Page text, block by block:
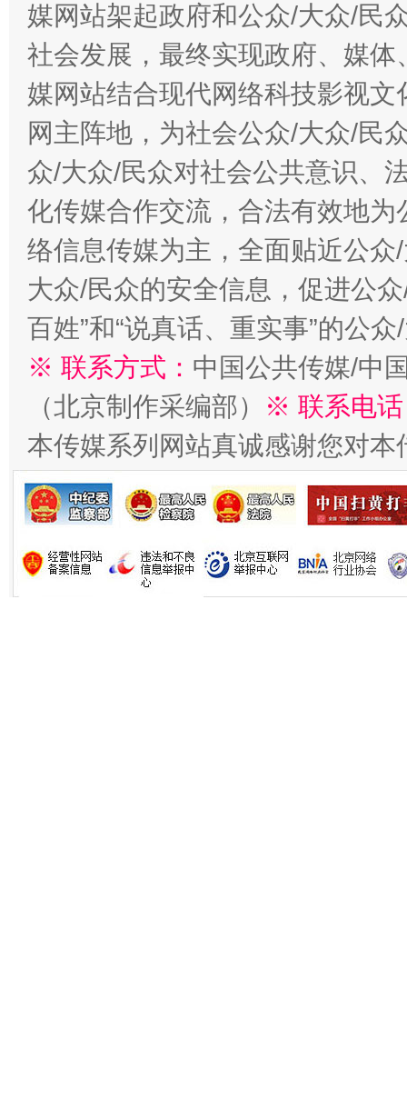
这是一记警钟！ 谢
今
媒网站架起政府和公众/大众/民
社会发展，最终实现政府、媒
媒网站结合现代网络科技影视
网主阵地，为社会公众/大众/民
众/大众/民众对社会公共意识、
化传媒合作交流，合法有效地
络信息传媒为主，全面贴近公
大众/民众的安全信息，促进公
百姓”和“说真话、重实事”的公
※ 联系方式： 中国公共传媒/中
（北京制作采编部）
※ 联系电
本传媒系列网站真诚感谢您对